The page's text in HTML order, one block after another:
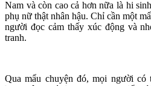
Nam và còn cao cả hơn nữa là hi
phụ nữ thật nhân hậu. Chỉ cần một
người đọc cảm thấy xúc động và
tranh.
Qua mẩu chuyện đó, mọi người